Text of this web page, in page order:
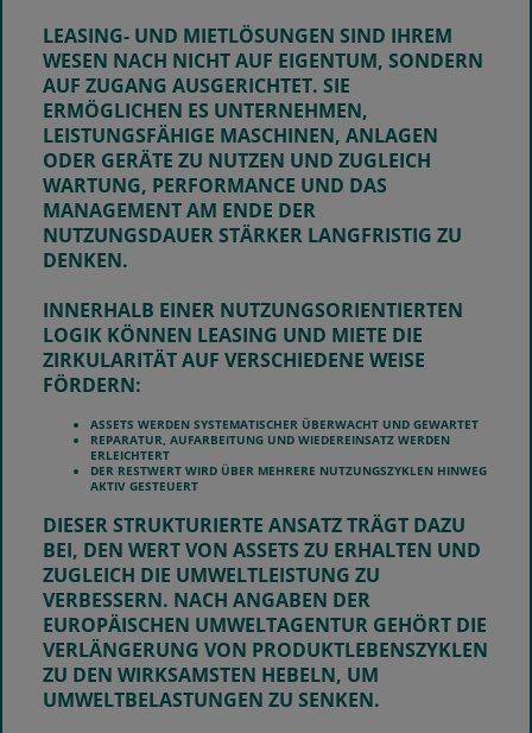
LEASING- UND MIETLÖSUNGEN SIND IHREM
WESEN NACH NICHT AUF EIGENTUM, SONDERN
AUF ZUGANG AUSGERICHTET. SIE
ERMÖGLICHEN ES UNTERNEHMEN,
LEISTUNGSFÄHIGE MASCHINEN, ANLAGEN
ODER GERÄTE ZU NUTZEN UND ZUGLEICH
WARTUNG, PERFORMANCE UND DAS
MANAGEMENT AM ENDE DER
NUTZUNGSDAUER STÄRKER LANGFRISTIG ZU
DENKEN.
INNERHALB EINER NUTZUNGSORIENTIERTEN
LOGIK KÖNNEN LEASING UND MIETE DIE
ZIRKULARITÄT AUF VERSCHIEDENE WEISE
FÖRDERN:
ASSETS WERDEN SYSTEMATISCHER ÜBERWACHT UND GEWARTET
REPARATUR, AUFARBEITUNG UND WIEDEREINSATZ WERDEN
ERLEICHTERT
DER RESTWERT WIRD ÜBER MEHRERE NUTZUNGSZYKLEN HINWEG
AKTIV GESTEUERT
DIESER STRUKTURIERTE ANSATZ TRÄGT DAZU
BEI, DEN WERT VON ASSETS ZU ERHALTEN UND
ZUGLEICH DIE UMWELTLEISTUNG ZU
VERBESSERN. NACH ANGABEN DER
EUROPÄISCHEN UMWELTAGENTUR GEHÖRT DIE
VERLÄNGERUNG VON PRODUKTLEBENSZYKLEN
ZU DEN WIRKSAMSTEN HEBELN, UM
UMWELTBELASTUNGEN ZU SENKEN.